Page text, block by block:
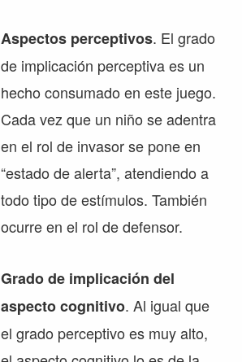
Aspectos perceptivos. El grado
de implicación perceptiva es un
hecho consumado en este juego.
Cada vez que un niño se adentra
en el rol de invasor se pone en
“estado de alerta”, atendiendo a
todo tipo de estímulos. También
ocurre en el rol de defensor.
Grado de implicación del
aspecto cognitivo. Al igual que
el grado perceptivo es muy alto,